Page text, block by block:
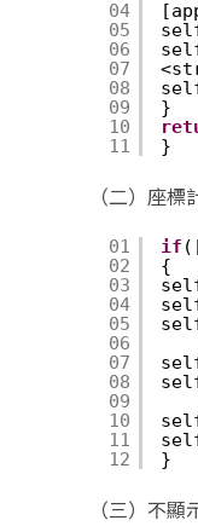
04
05
06
07
08
09
10
11
}
}
（二）座
01
02
03
04
05
06
07
08
09
10
11
12
if
{
}
（三）不顯